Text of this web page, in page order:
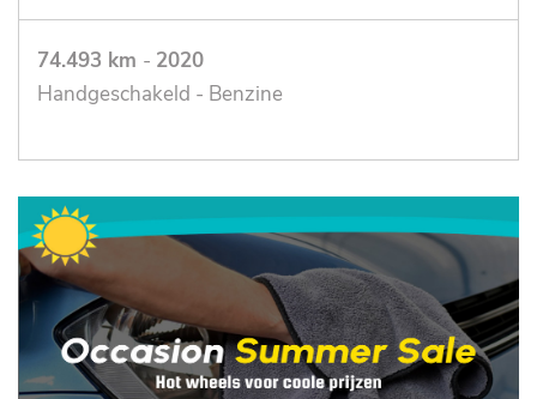
74.493 km - 2020
Handgeschakeld - Benzine